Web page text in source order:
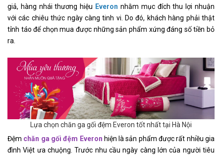
giả, hàng nhái thương hiệu Everon nhằm mục đích thu lợi nhuận
với các chiêu thức ngày càng tinh vi. Do đó, khách hàng phải thật
tỉnh táo để chọn mua được những sản phẩm xứng đáng số tiền bỏ
ra.
Lựa chọn chăn ga gối đệm Everon tốt nhất tại Hà Nội
Đệm chăn ga gối đệm Everon hiện là sản phẩm được rất nhiều gia
đình Việt ưa chuộng. Trước nhu cầu ngày càng lớn của người tiêu